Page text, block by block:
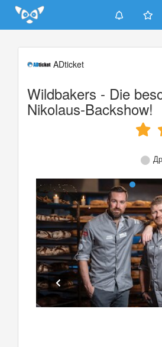
Update cookies preferences
ADticket
Wildbakers - Die
Nikolaus-Backshow!